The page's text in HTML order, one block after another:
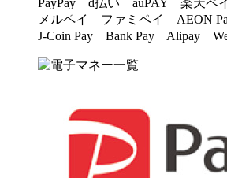
PayPay d払い auPAY 楽天ペ
メルペイ ファミペイ AEON
J-Coin Pay Bank Pay Alipay